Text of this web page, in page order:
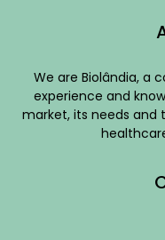
We are Biolândia, a
experience and
market, its needs and